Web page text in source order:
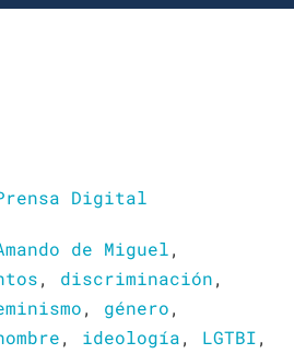
Digital
de Miguel,
, discriminación,
, género,
, ideología, LGTBI,